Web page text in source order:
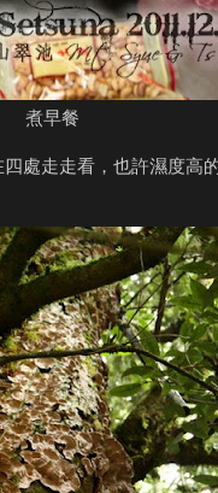
煮早餐
處走走看，也許濕度高